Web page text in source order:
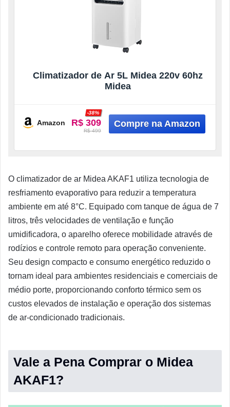
Climatizador de Ar 5L Midea 220v 60hz
Midea
Amazon R$ 309
-38%
R$ 499
O climatizador de ar Midea AKAF1 utiliza tecnologia de
resfriamento evaporativo para reduzir a temperatura
ambiente em até 8°C. Equipado com tanque de água de 7
litros, três velocidades de ventilação e função
umidificadora, o aparelho oferece mobilidade através de
rodízios e controle remoto para operação conveniente.
Seu design compacto e consumo energético reduzido o
tornam ideal para ambientes residenciais e comerciais de
médio porte, proporcionando conforto térmico sem os
custos elevados de instalação e operação dos sistemas
de ar-condicionado tradicionais.
Vale a Pena Comprar o Midea
AKAF1?